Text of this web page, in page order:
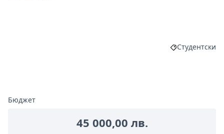
Филтриране
Студентски
Бюджет
45 000,00 лв.